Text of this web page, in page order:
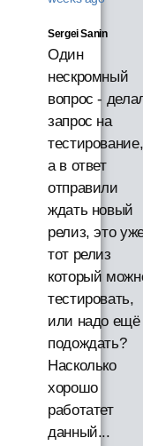
Sergei Sanin
Один
нескромный
вопрос -
запрос на
тестирование,
а в ответ
отправили
ждать новый
релиз, это
тот релиз
который
тестировать,
или надо ещё
подождать?
Насколько
хорошо
работатет
данный...